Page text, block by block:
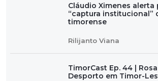
Cláudio Ximenes alerta
“captura institucional”
timorense
Rilijanto Viana
TimorCast Ep. 44 |
Desporto em Timor-